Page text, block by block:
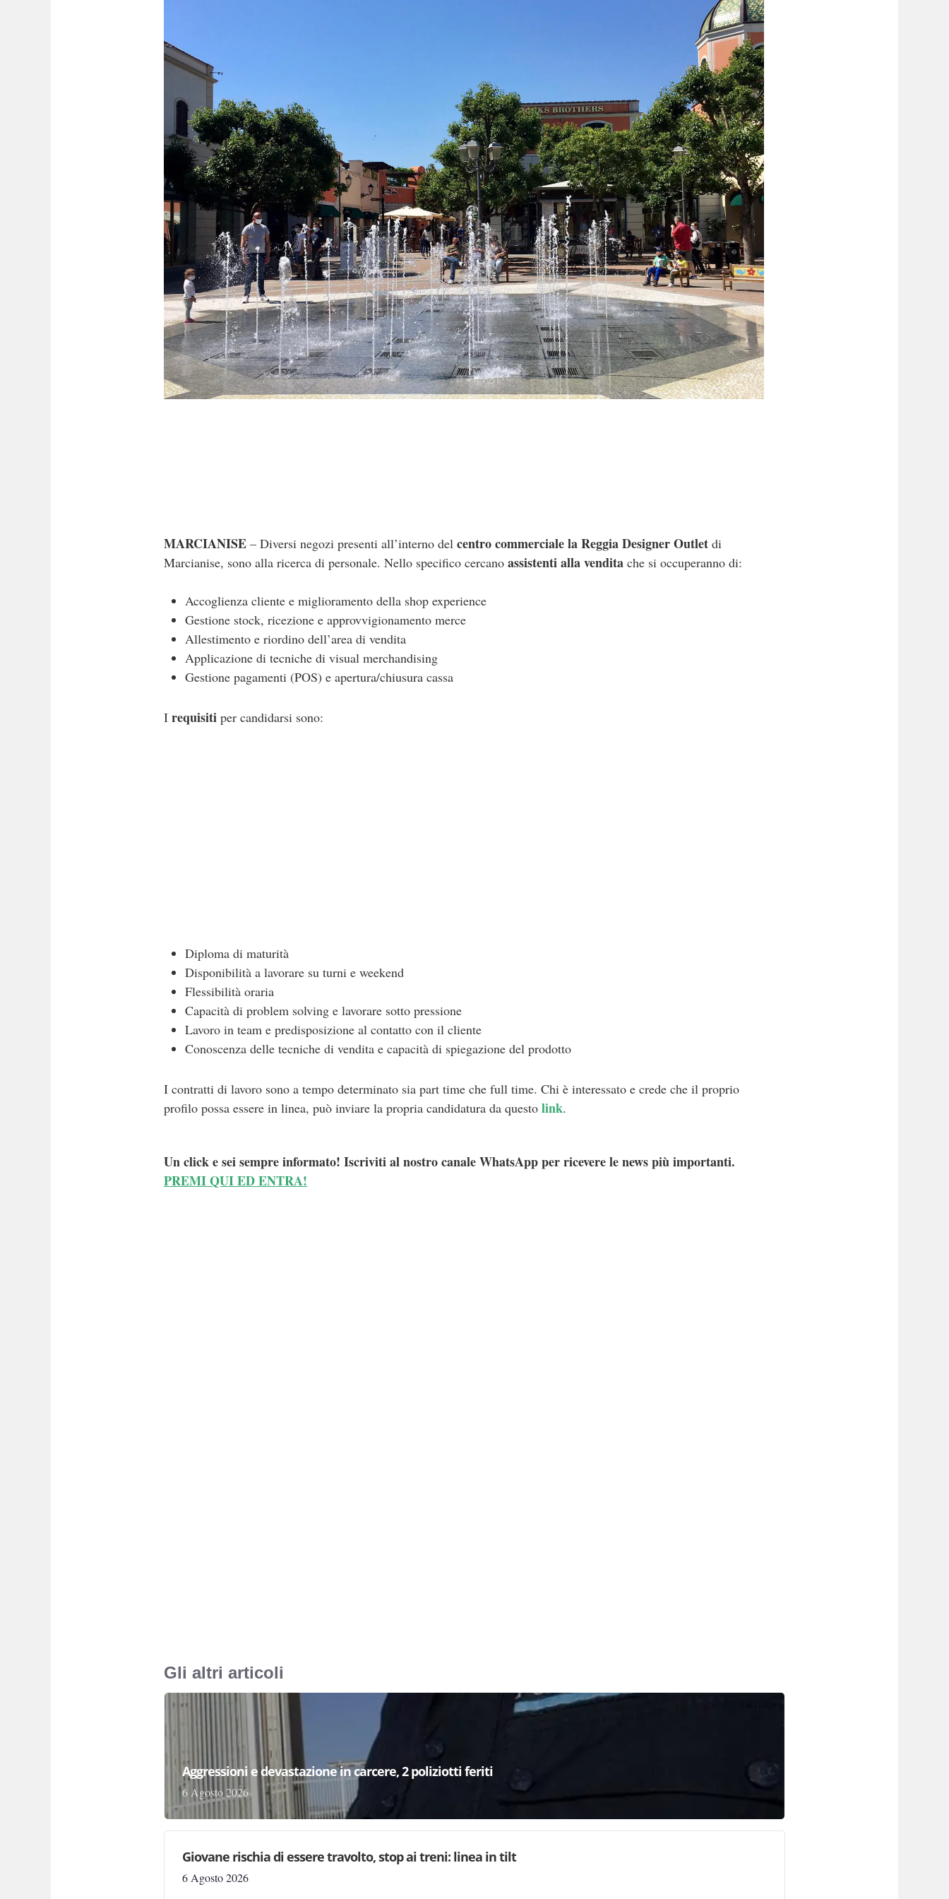
MARCIANISE – Diversi negozi presenti all’interno del centro commerciale la Reggia Designer Outlet di
Marcianise, sono alla ricerca di personale. Nello specifico cercano assistenti alla vendita che si occuperanno di:
Accoglienza cliente e miglioramento della shop experience
Gestione stock, ricezione e approvvigionamento merce
Allestimento e riordino dell’area di vendita
Applicazione di tecniche di visual merchandising
Gestione pagamenti (POS) e apertura/chiusura cassa
I requisiti per candidarsi sono:
Diploma di maturità
Disponibilità a lavorare su turni e weekend
Flessibilità oraria
Capacità di problem solving e lavorare sotto pressione
Lavoro in team e predisposizione al contatto con il cliente
Conoscenza delle tecniche di vendita e capacità di spiegazione del prodotto
I contratti di lavoro sono a tempo determinato sia part time che full time. Chi è interessato e crede che il proprio
profilo possa essere in linea, può inviare la propria candidatura da questo link.
Un click e sei sempre informato! Iscriviti al nostro canale WhatsApp per ricevere le news più importanti.
PREMI QUI ED ENTRA!
Gli altri articoli
Aggressioni e devastazione in carcere, 2 poliziotti feriti
6 Agosto 2026
Giovane rischia di essere travolto, stop ai treni: linea in tilt
6 Agosto 2026